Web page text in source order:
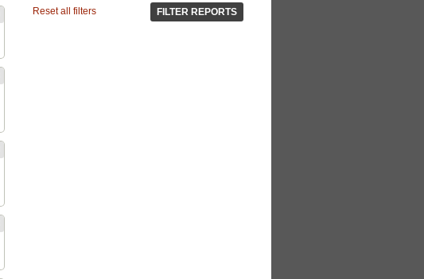
Reset all filters FILTER REPORTS